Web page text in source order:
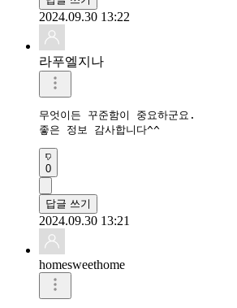
2024.09.30 13:22
라푸엘지나
무엇이든 꾸준함이 중요하군요.
좋은 정보 감사합니다^^
0
답글 쓰기
2024.09.30 13:21
homesweethome